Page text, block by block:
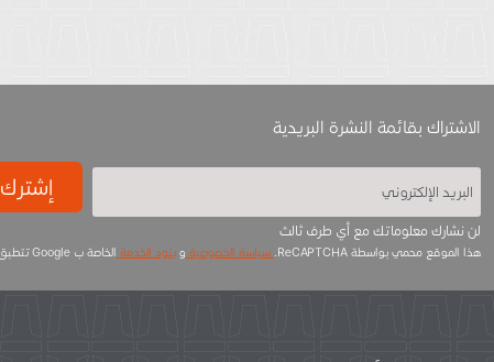
الاشتراك بقائمة النشرة البريدية
لن نشارك معلوماتك مع أي طرف ثالث
إشترك
هذا الموقع محمي بواسطة ReCAPTCHA. سياسة الخصوصية وبنود الخدمة الخاصة ب Google تتطبق.